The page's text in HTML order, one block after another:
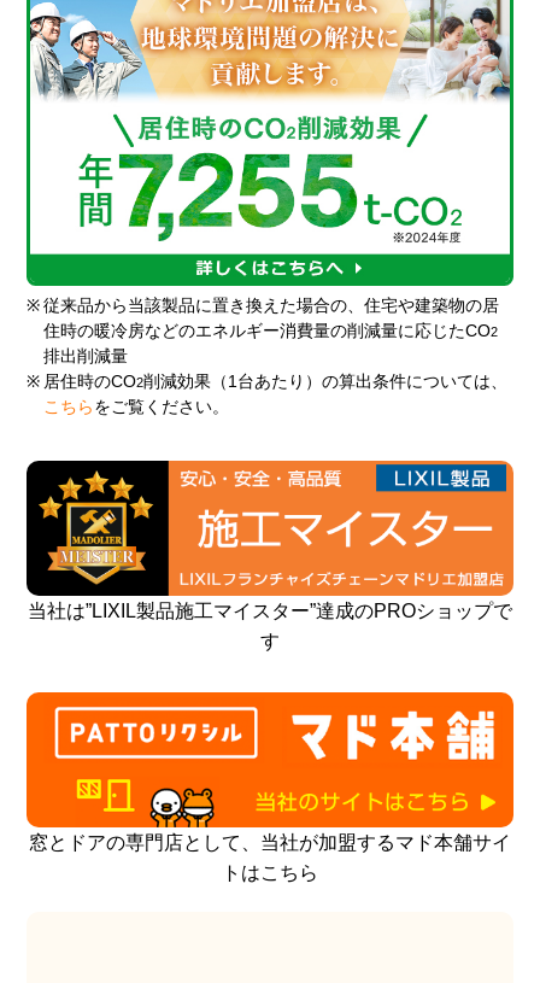
※ 従来品から当該製品に置き換えた場合の、住宅や建築物の居
住時の暖冷房などのエネルギー消費量の削減量に応じたCO2
排出削減量
※ 居住時のCO2削減効果（1台あたり）の算出条件については、
こちら をご覧ください。
当社は”LIXIL製品施工マイスター”達成のPROショップで
す
窓とドアの専門店として、当社が加盟するマド本舗サイ
トはこちら